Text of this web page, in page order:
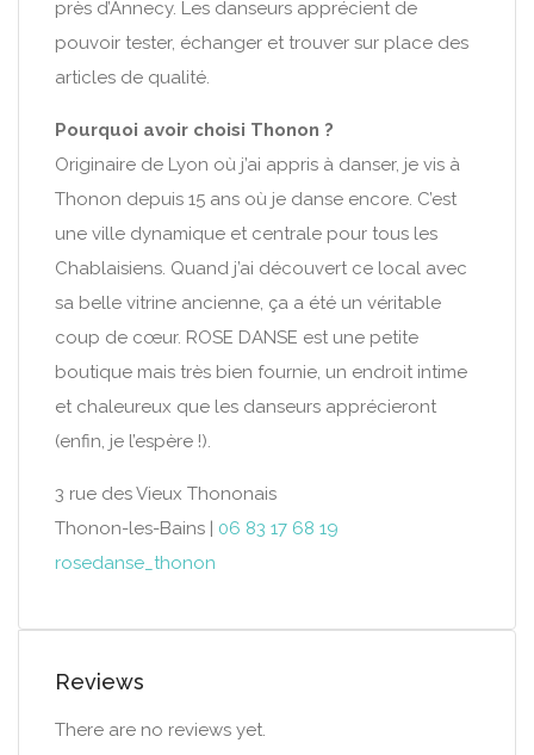
près d’Annecy. Les danseurs apprécient de
pouvoir tester, échanger et trouver sur place des
articles de qualité.
Pourquoi avoir choisi Thonon ?
Originaire de Lyon où j’ai appris à danser, je vis à
Thonon depuis 15 ans où je danse encore. C’est
une ville dynamique et centrale pour tous les
Chablaisiens. Quand j’ai découvert ce local avec
sa belle vitrine ancienne, ça a été un véritable
coup de cœur. ROSE DANSE est une petite
boutique mais très bien fournie, un endroit intime
et chaleureux que les danseurs apprécieront
(enfin, je l’espère !).
3 rue des Vieux Thononais
Thonon-les-Bains | 06 83 17 68 19
rosedanse_thonon
Reviews
There are no reviews yet.